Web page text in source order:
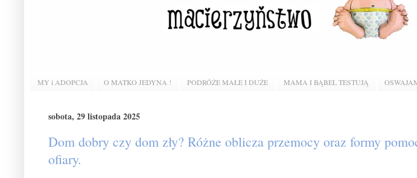
MY i ADOPCJA O MATKO JEDYNA ! PODRÓŻE MAŁE I DUŻE MAMA I BĄBEL TESTUJĄ
sobota, 29 listopada 2025
Dom dobry czy dom zły? Różne oblicza przemocy oraz formy
ofiary.